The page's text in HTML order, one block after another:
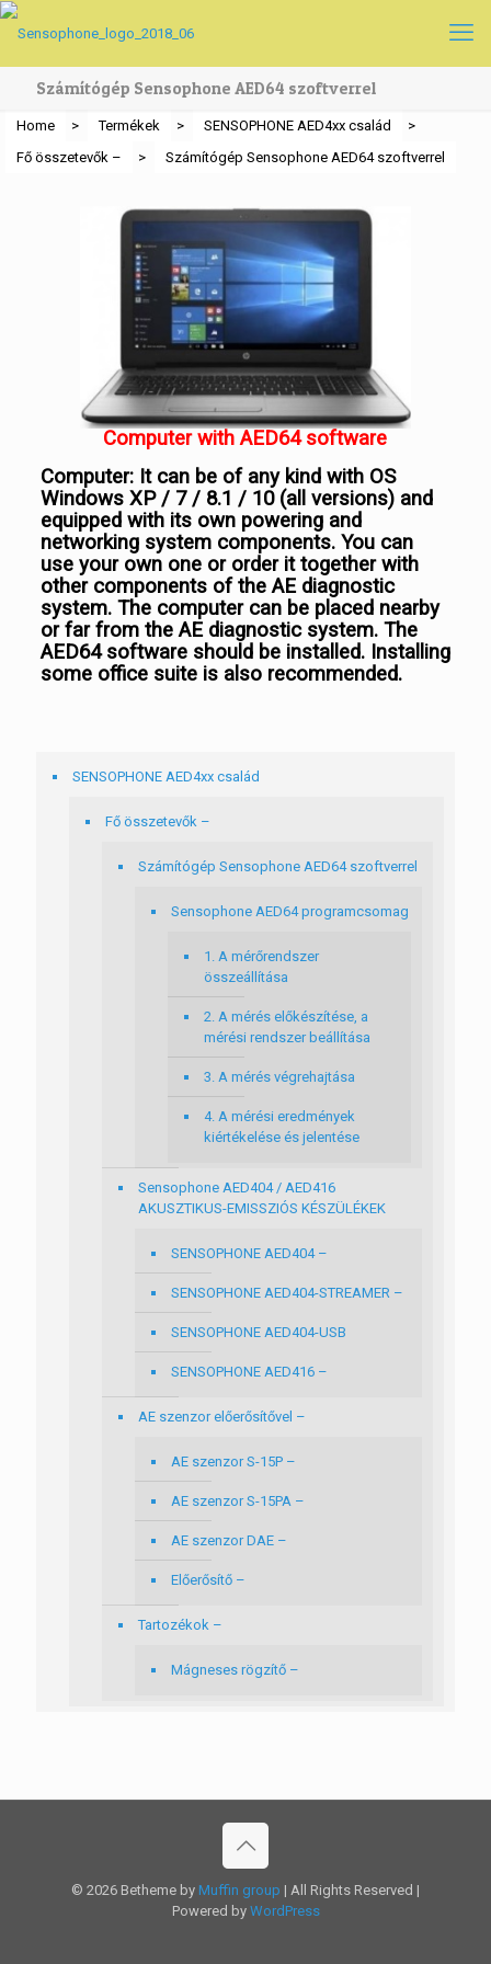
Számítógép Sensophone AED64 szoftverrel
Home > Termékek > SENSOPHONE AED4xx család
>
Fő összetevők –
> Számítógép Sensophone AED64 szoftverrel
Computer with AED64 software
Computer: It can be of any kind with OS
Windows XP / 7 / 8.1 / 10 (all versions) and
equipped with its own powering and
networking system components. You can
use your own one or order it together with
other components of the AE diagnostic
system. The computer can be placed nearby
or far from the AE diagnostic system. The
AED64 software should be installed. Installing
some office suite is also recommended.
SENSOPHONE AED4xx család
Fő összetevők –
Számítógép Sensophone AED64 szoftverrel
Sensophone AED64 programcsomag
1. A mérőrendszer
összeállítása
2. A mérés előkészítése, a
mérési rendszer beállítása
3. A mérés végrehajtása
4. A mérési eredmények
kiértékelése és jelentése
Sensophone AED404 / AED416
AKUSZTIKUS-EMISSZIÓS KÉSZÜLÉKEK
SENSOPHONE AED404 –
SENSOPHONE AED404-STREAMER –
SENSOPHONE AED404-USB
SENSOPHONE AED416 –
AE szenzor előerősítővel –
AE szenzor S-15P –
AE szenzor S-15PA –
AE szenzor DAE –
Előerősítő –
Tartozékok –
Mágneses rögzítő –
© 2026 Betheme by Muffin group | All Rights Reserved |
Powered by WordPress